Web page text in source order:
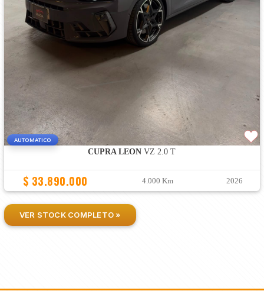
AUTOMATICO
CUPRA LEON VZ 2.0 T
$ 33.890.000 4.000 Km 2026
VER STOCK COMPLETO »